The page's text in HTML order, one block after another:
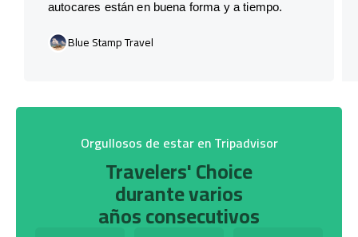
autocares están en buena forma y a tiempo.
Blue Stamp Travel
Orgullosos de estar en Tripadvisor
Travelers' Choice
durante varios
años consecutivos